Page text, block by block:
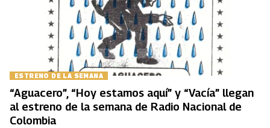
ESTRENO DE LA SEMANA
“Aguacero”, “Hoy estamos aquí” y “Vacía” llegan
al estreno de la semana de Radio Nacional de
Colombia